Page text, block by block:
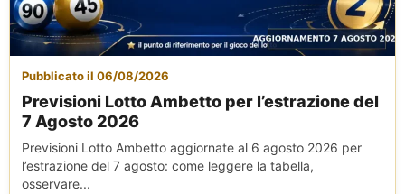
Pubblicato il 06/08/2026
Previsioni Lotto Ambetto per l’estrazione del
7 Agosto 2026
Previsioni Lotto Ambetto aggiornate al 6 agosto 2026 per
l’estrazione del 7 agosto: come leggere la tabella,
osservare...